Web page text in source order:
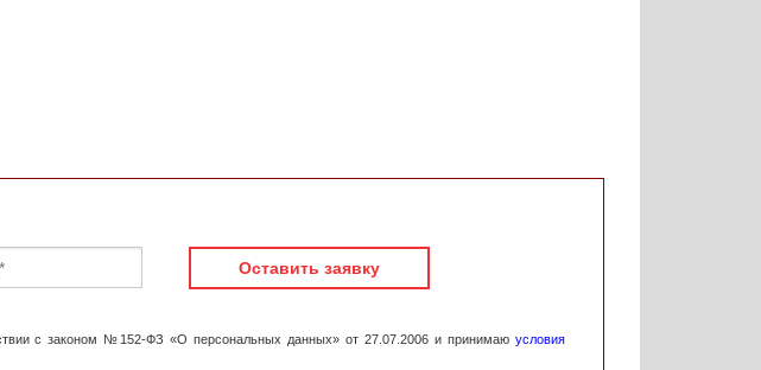
Оставить заявку
с законом №152-ФЗ «О персональных данных» от 27.07.2006 и принимаю условия